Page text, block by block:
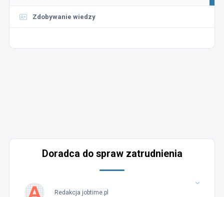
Zdobywanie wiedzy
Doradca do spraw zatrudnienia
Redakcja jobtime.pl